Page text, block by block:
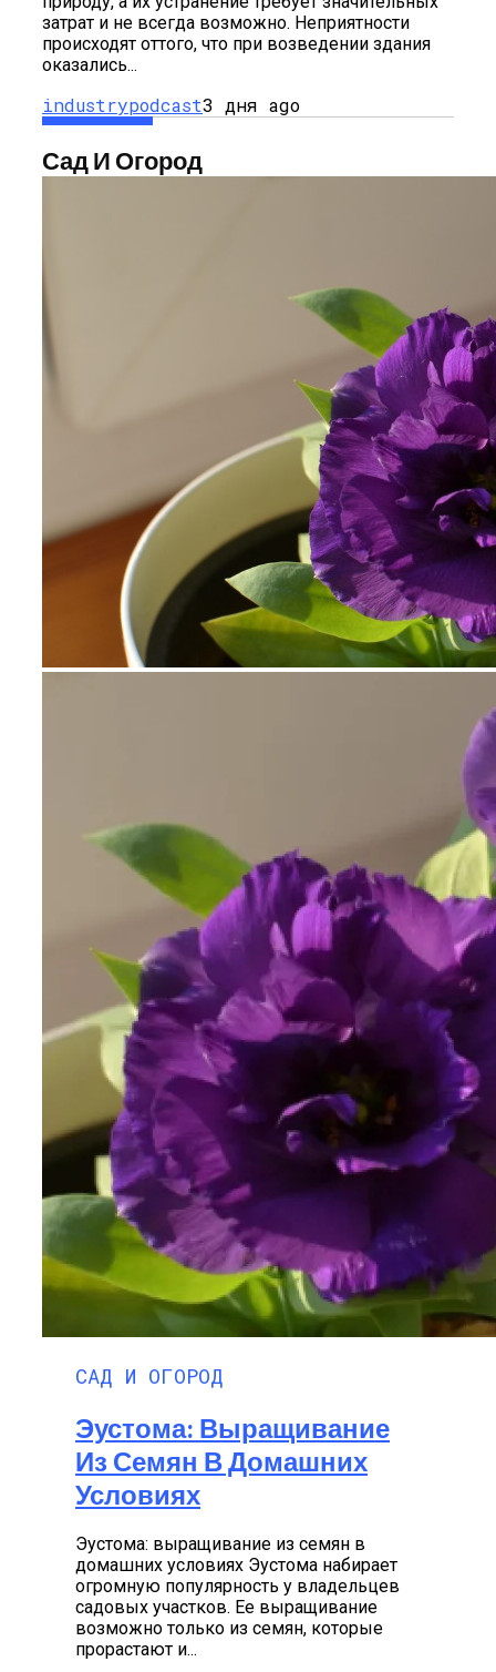
затрат и не всегда возможно. Неприятности
происходят оттого, что при возведении здания
оказались...
industrypodcast3 дня ago
Сад И Огород
САД И ОГОРОД
Эустома: Выращивание
Из Семян В Домашних
Условиях
Эустома: выращивание из семян в
домашних условиях Эустома набирает
огромную популярность у владельцев
садовых участков. Ее выращивание
возможно только из семян, которые
прорастают и...